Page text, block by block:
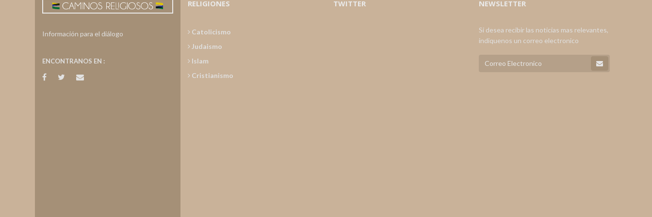
Información para el diálogo
ENCONTRANOS EN :
RELIGIONES
Catolicismo
Judaismo
Islam
Cristianismo
TWITTER NEWSLETTER
Si desea recibir las noticias mas relevantes,
indiquenos un correo electronico